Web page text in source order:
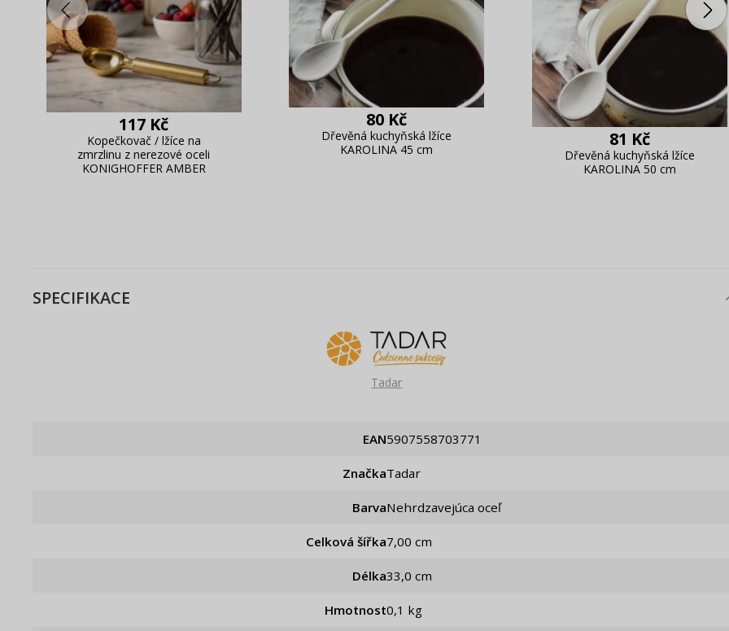
117 Kč
Kopečkovač / lžíce na
zmrzlinu z nerezové oceli
KONIGHOFFER AMBER
80 Kč
Dřevěná kuchyňská lžíce
KAROLINA 45 cm
81 Kč
Dřevěná kuchyňská lžíce
KAROLINA 50 cm
SPECIFIKACE
Tadar
EAN 5907558703771
Značka Tadar
Barva Nehrdzavejúca oceľ
Celková šířka 7,00 cm
Délka 33,0 cm
Hmotnost 0,1 kg